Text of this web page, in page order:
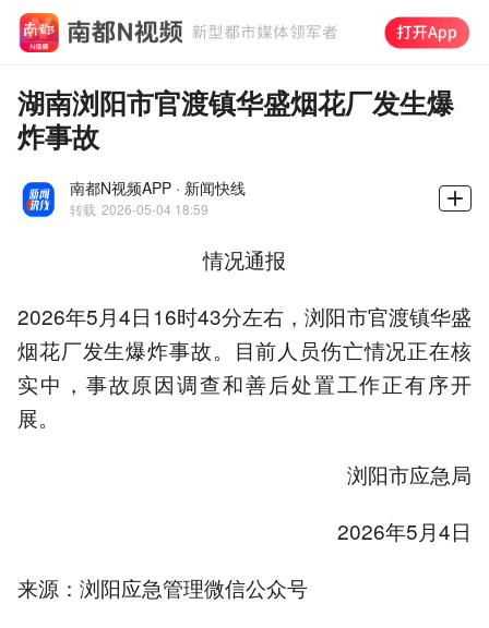
湖南浏阳市官渡镇华盛烟花厂发生爆
炸事故
南都N视频APP · 新闻快线
转载 2026-05-04 18:59
情况通报
2026年5月4日16时43分左右，浏阳市官渡镇华盛
烟花厂发生爆炸事故。目前人员伤亡情况正在核
实中，事故原因调查和善后处置工作正有序开
展。
浏阳市应急局
2026年5月4日
来源：浏阳应急管理微信公众号